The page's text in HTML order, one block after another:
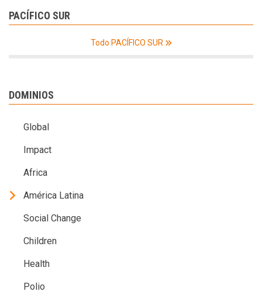
PACÍFICO SUR
Todo PACÍFICO SUR
DOMINIOS
Global
Impact
Africa
América Latina
Social Change
Children
Health
Polio